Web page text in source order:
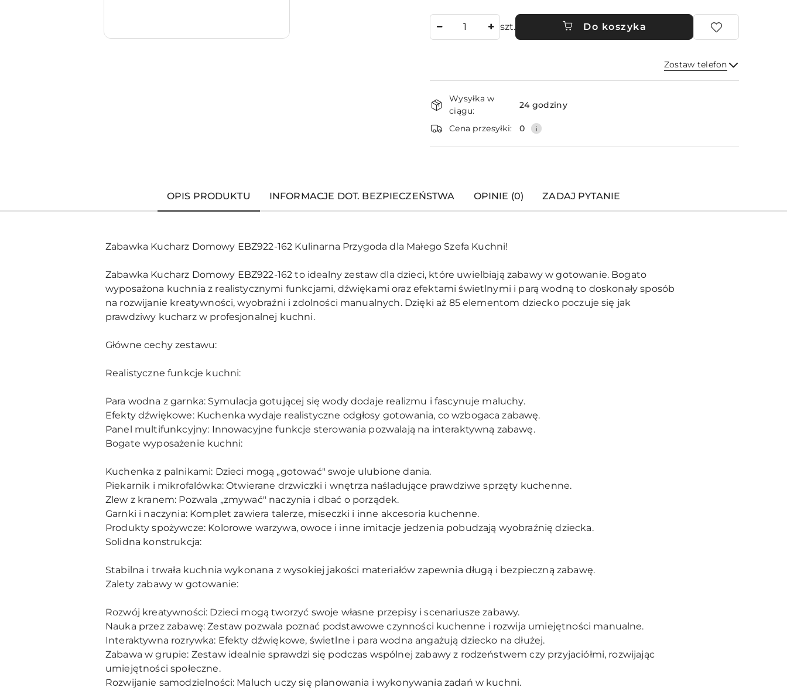
szt. Do koszyka
Zostaw telefon
Wyślij
Dostępność
i
dostawa
Wysyłka w
ciągu:
24 godziny
Cena przesyłki: 0
OPIS PRODUKTU INFORMACJE DOT. BEZPIECZEŃSTWA OPINIE (0) ZADAJ PYTANIE
Zabawka Kucharz Domowy EBZ922-162 Kulinarna Przygoda dla Małego Szefa Kuchni!
Zabawka Kucharz Domowy EBZ922-162 to idealny zestaw dla dzieci, które uwielbiają zabawy w gotowanie. Bogato
wyposażona kuchnia z realistycznymi funkcjami, dźwiękami oraz efektami świetlnymi i parą wodną to doskonały sposób
na rozwijanie kreatywności, wyobraźni i zdolności manualnych. Dzięki aż 85 elementom dziecko poczuje się jak
prawdziwy kucharz w profesjonalnej kuchni.
Główne cechy zestawu:
Realistyczne funkcje kuchni:
Para wodna z garnka: Symulacja gotującej się wody dodaje realizmu i fascynuje maluchy.
Efekty dźwiękowe: Kuchenka wydaje realistyczne odgłosy gotowania, co wzbogaca zabawę.
Panel multifunkcyjny: Innowacyjne funkcje sterowania pozwalają na interaktywną zabawę.
Bogate wyposażenie kuchni:
Kuchenka z palnikami: Dzieci mogą „gotować" swoje ulubione dania.
Piekarnik i mikrofalówka: Otwierane drzwiczki i wnętrza naśladujące prawdziwe sprzęty kuchenne.
Zlew z kranem: Pozwala „zmywać" naczynia i dbać o porządek.
Garnki i naczynia: Komplet zawiera talerze, miseczki i inne akcesoria kuchenne.
Produkty spożywcze: Kolorowe warzywa, owoce i inne imitacje jedzenia pobudzają wyobraźnię dziecka.
Solidna konstrukcja:
Stabilna i trwała kuchnia wykonana z wysokiej jakości materiałów zapewnia długą i bezpieczną zabawę.
Zalety zabawy w gotowanie:
Rozwój kreatywności: Dzieci mogą tworzyć swoje własne przepisy i scenariusze zabawy.
Nauka przez zabawę: Zestaw pozwala poznać podstawowe czynności kuchenne i rozwija umiejętności manualne.
Interaktywna rozrywka: Efekty dźwiękowe, świetlne i para wodna angażują dziecko na dłużej.
Zabawa w grupie: Zestaw idealnie sprawdzi się podczas wspólnej zabawy z rodzeństwem czy przyjaciółmi, rozwijając
umiejętności społeczne.
Rozwijanie samodzielności: Maluch uczy się planowania i wykonywania zadań w kuchni.